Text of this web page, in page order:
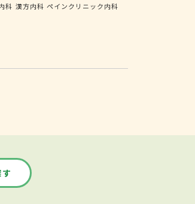
科 漢方内科 ペインクリニック内科